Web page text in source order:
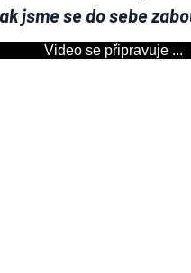
jsme se do sebe
Video se připravuje ...